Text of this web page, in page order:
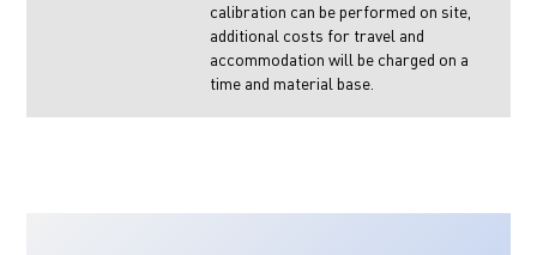
calibration can be performed on site,
additional costs for travel and
accommodation will be charged on a
time and material base.